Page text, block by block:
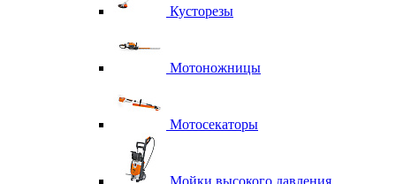
Кусторезы
Мотоножницы
Мотосекаторы
Мойки высокого давления